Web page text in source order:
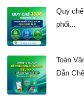
Quy
phối...
Toàn
Dẫn